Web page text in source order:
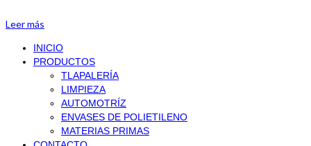
Leer más
INICIO
PRODUCTOS
TLAPALERÍA
LIMPIEZA
AUTOMOTRÍZ
ENVASES DE POLIETILENO
MATERIAS PRIMAS